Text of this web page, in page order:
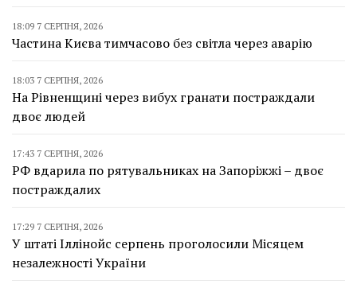
18:09 7 СЕРПНЯ, 2026
Частина Києва тимчасово без світла через аварію
18:03 7 СЕРПНЯ, 2026
На Рівненщині через вибух гранати постраждали
двоє людей
17:43 7 СЕРПНЯ, 2026
РФ вдарила по рятувальниках на Запоріжжі – двоє
постраждалих
17:29 7 СЕРПНЯ, 2026
У штаті Іллінойс серпень проголосили Місяцем
незалежності України